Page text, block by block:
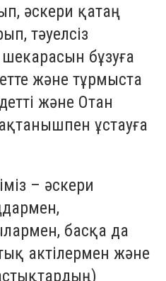
әскери қатаң
тәуелсіз
бұзуға
және тұрмыста
және Отан
ұстауға
– әскери
басқа да
актілермен және